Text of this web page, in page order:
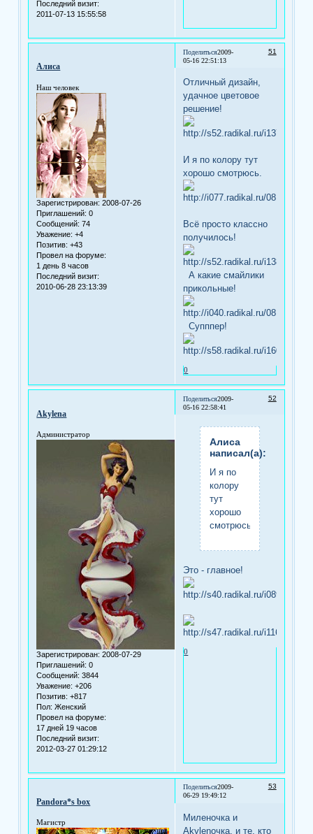
Последний визит:
2011-07-13 15:55:58
Поделиться 51
2009-
05-16 22:51:13
Алиса
Наш человек
Зарегистрирован: 2008-07-26
Приглашений: 0
Сообщений: 74
Уважение: +4
Позитив: +43
Провел на форуме:
1 день 8 часов
Последний визит:
2010-06-28 23:13:39
Отличный дизайн,
удачное цветовое
решение!
И я по колору тут
хорошо смотрюсь.
Всё просто классно
получилось!
А какие смайлики
прикольные!
Супппер!
0
Поделиться 52
2009-
05-16 22:58:41
Akylena
Администратор
Зарегистрирован: 2008-07-29
Приглашений: 0
Сообщений: 3844
Уважение: +206
Позитив: +817
Пол: Женский
Провел на форуме:
17 дней 19 часов
Последний визит:
2012-03-27 01:29:12
Алиса
написал(а):
И я по
колору
тут
хорошо
смотрюсь
Это - главное!
0
Поделиться 53
2009-
06-29 19:49:12
Pandora*s box
Магистр
Миленочка и
Аkylenoчка, и те, кто